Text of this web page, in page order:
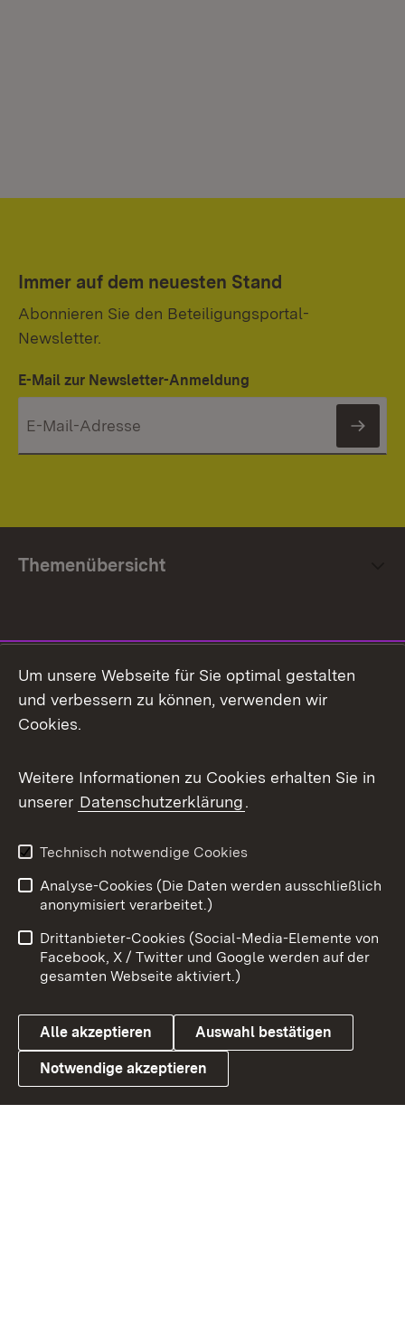
Immer auf dem neuesten Stand
Abonnieren Sie den Beteiligungsportal-
Newsletter.
E-Mail zur Newsletter-Anmeldung
Themenübersicht
Facebook
X / Twitter
Youtube
Link zum Landesportal
Impressum
Kontakt
Barrierefreiheit
Datenschutz
Cookies
Um unsere Webseite für Sie optimal gestalten
und verbessern zu können, verwenden wir
Cookies.
Weitere Informationen zu Cookies erhalten Sie in
unserer Datenschutzerklärung.
Technisch notwendige Cookies
Analyse-Cookies (Die Daten werden ausschließlich
anonymisiert verarbeitet.)
Drittanbieter-Cookies (Social-Media-Elemente von
Facebook, X / Twitter und Google werden auf der
gesamten Webseite aktiviert.)
Alle akzeptieren Auswahl bestätigen
Notwendige akzeptieren